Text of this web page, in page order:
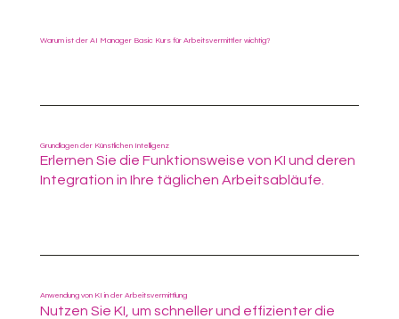
Warum ist der AI Manager Basic Kurs für Arbeitsvermittler wichtig?
Grundlagen der Künstlichen Intelligenz
Erlernen Sie die Funktionsweise von KI und deren
Integration in Ihre täglichen Arbeitsabläufe.
Anwendung von KI in der Arbeitsvermittlung
Nutzen Sie KI, um schneller und effizienter die